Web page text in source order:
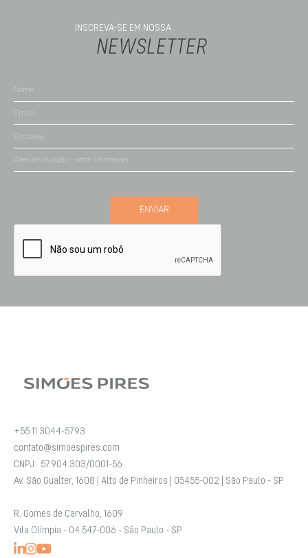
INSCREVA-SE EM NOSSA
NEWSLETTER
+55 11 3044-5793
contato@simoespires.com
CNPJ: 57.904.303/0001-56
Av. São Gualter, 1608 | Alto de Pinheiros | 05455-002 | São Paulo - SP
R. Gomes de Carvalho, 1609
Vila Olímpia - 04.547-006 - São Paulo - SP